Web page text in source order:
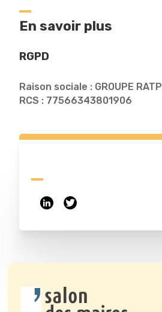
En savoir plus
RGPD
Raison sociale : GROUPE RATP
RCS : 77566343801906